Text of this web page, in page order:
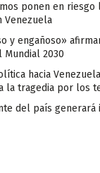
ponen en riesgo
Venezuela
y engañoso»
2030
hacia
la tragedia por los
del país generará